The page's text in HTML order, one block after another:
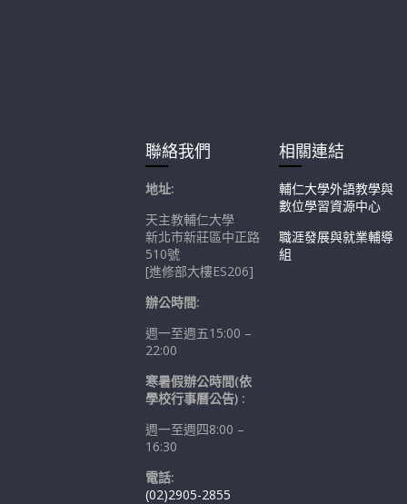
聯絡我們
地址:
天主教輔仁大學
新北市新莊區中正路
510號
[進修部大樓ES206]
辦公時間:
週一至週五15:00 –
22:00
寒暑假辦公時間(依
學校行事曆公告) :
週一至週四8:00 –
16:30
電話:
(02)2905-2855
相關連結
輔仁大學外語教學與
數位學習資源中心
職涯發展與就業輔導
組